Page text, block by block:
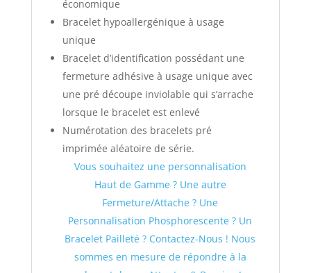
économique
Bracelet hypoallergénique à usage
unique
Bracelet d’identification possédant une
fermeture adhésive à usage unique avec
une pré découpe inviolable qui s’arrache
lorsque le bracelet est enlevé
Numérotation des bracelets pré
imprimée aléatoire de série.
Vous souhaitez une personnalisation
Haut de Gamme ? Une autre
Fermeture/Attache ? Une
Personnalisation Phosphorescente ? Un
Bracelet Pailleté ? Contactez-Nous ! Nous
sommes en mesure de répondre à la